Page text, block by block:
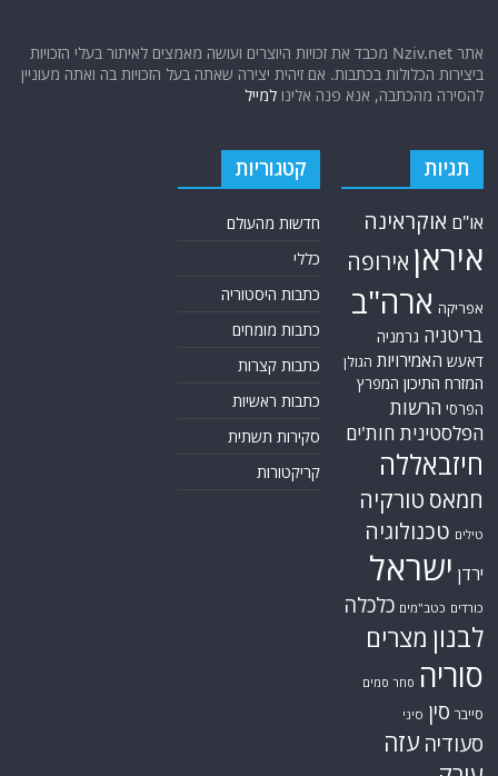
אתר Nziv.net מכבד את זכויות היוצרים ועושה מאמצים לאיתור בעלי הזכויות
הכלולות בכתבות. אם זיהית יצירה שאתה בעל הזכויות בה ואתה מעוניין
מהכתבה, אנא פנה אלינולמייל
אוקראינה
אירופה
ארה"ב
גרמניה
האמירויות הגולן
התיכון המפרץ
הרשות
חות'ים
טורקיה
טכנולוגיה
ישראל
כטב"מים כלכלה
מצרים
סחר סמים
סין סיני
עזה
קטגוריות
חדשות מהעולם
כללי
כתבות היסטוריה
כתבות מומחים
כתבות קצרות
כתבות ראשיות
סקירות תשתית
קריקטורות